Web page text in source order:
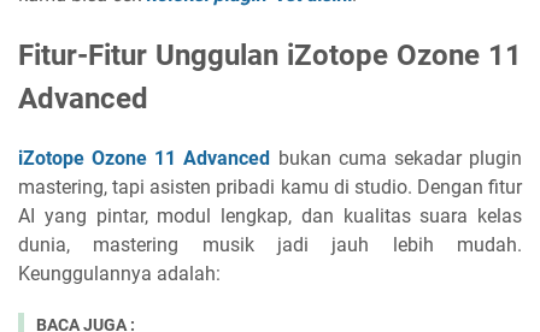
Fitur-Fitur Unggulan iZotope Ozone 11
Advanced
iZotope Ozone 11 Advanced bukan cuma sekadar plugin
mastering, tapi asisten pribadi kamu di studio. Dengan fitur
AI yang pintar, modul lengkap, dan kualitas suara kelas
dunia, mastering musik jadi jauh lebih mudah.
Keunggulannya adalah:
BACA JUGA :